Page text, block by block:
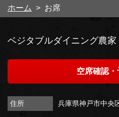
ホーム お席
ベジタブルダイニング農
空席確認・
住所 兵庫県神戸市中央